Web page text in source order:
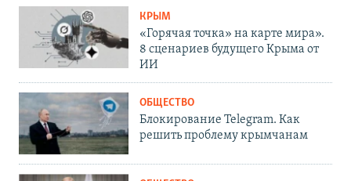
КРЫМ
«Горячая точка» на карте мира».
8 сценариев будущего Крыма от
ИИ
ОБЩЕСТВО
Блокирование Telegram. Как
решить проблему крымчанам